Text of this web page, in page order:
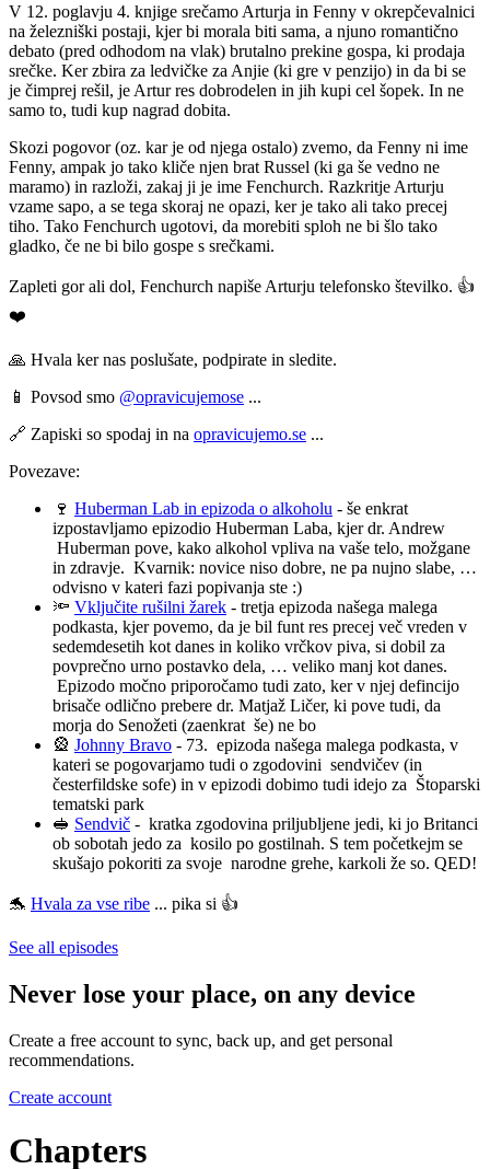
V 12. poglavju 4. knjige srečamo Arturja in Fenny v okrepčevalnici
na železniški postaji, kjer bi morala biti sama, a njuno romantično
debato (pred odhodom na vlak) brutalno prekine gospa, ki prodaja
srečke. Ker zbira za ledvičke za Anjie (ki gre v penzijo) in da bi se
je čimprej rešil, je Artur res dobrodelen in jih kupi cel šopek. In ne
samo to, tudi kup nagrad dobita.
Skozi pogovor (oz. kar je od njega ostalo) zvemo, da Fenny ni ime
Fenny, ampak jo tako kliče njen brat Russel (ki ga še vedno ne
maramo) in razloži, zakaj ji je ime Fenchurch. Razkritje Arturju
vzame sapo, a se tega skoraj ne opazi, ker je tako ali tako precej
tiho. Tako Fenchurch ugotovi, da morebiti sploh ne bi šlo tako
gladko, če ne bi bilo gospe s srečkami.
Zapleti gor ali dol, Fenchurch napiše Arturju telefonsko številko. 👍
❤️
🙏 Hvala ker nas poslušate, podpirate in sledite.
📱 Povsod smo @opravicujemose ...
🔗 Zapiski so spodaj in na opravicujemo.se ...
Povezave:
🍷 Huberman Lab in epizoda o alkoholu - še enkrat
izpostavljamo epizodio Huberman Laba, kjer dr. Andrew
Huberman pove, kako alkohol vpliva na vaše telo, možgane
in zdravje. Kvarnik: novice niso dobre, ne pa nujno slabe, …
odvisno v kateri fazi popivanja ste :)
🔦 Vključite rušilni žarek - tretja epizoda našega malega
podkasta, kjer povemo, da je bil funt res precej več vreden v
sedemdesetih kot danes in koliko vrčkov piva, si dobil za
povprečno urno postavko dela, … veliko manj kot danes.
Epizodo močno priporočamo tudi zato, ker v njej defincijo
brisače odlično prebere dr. Matjaž Ličer, ki pove tudi, da
morja do Senožeti (zaenkrat še) ne bo
🎡 Johnny Bravo - 73. epizoda našega malega podkasta, v
kateri se pogovarjamo tudi o zgodovini sendvičev (in
česterfildske sofe) in v epizodi dobimo tudi idejo za Štoparski
tematski park
🥪 Sendvič - kratka zgodovina priljubljene jedi, ki jo Britanci
ob sobotah jedo za kosilo po gostilnah. S tem početkejm se
skušajo pokoriti za svoje narodne grehe, karkoli že so. QED!
🐬 Hvala za vse ribe ... pika si 👍
See all episodes
Never lose your place, on any device
Create a free account to sync, back up, and get personal
recommendations.
Create account
Chapters